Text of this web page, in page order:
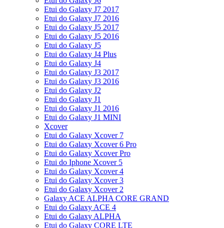
Etui do Galaxy J7 2017
Etui do Galaxy J7 2016
Etui do Galaxy J5 2017
Etui do Galaxy J5 2016
Etui do Galaxy J5
Etui do Galaxy J4 Plus
Etui do Galaxy J4
Etui do Galaxy J3 2017
Etui do Galaxy J3 2016
Etui do Galaxy J2
Etui do Galaxy J1
Etui do Galaxy J1 2016
Etui do Galaxy J1 MINI
Xcover
Etui do Galaxy Xcover 7
Etui do Galaxy Xcover 6 Pro
Etui do Galaxy Xcover Pro
Etui do Iphone Xcover 5
Etui do Galaxy Xcover 4
Etui do Galaxy Xcover 3
Etui do Galaxy Xcover 2
Galaxy ACE ALPHA CORE GRAND
Etui do Galaxy ACE 4
Etui do Galaxy ALPHA
Etui do Galaxy CORE LTE